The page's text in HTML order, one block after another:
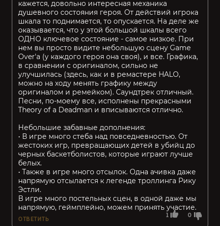
1 0
кажется, довольно интересная механика
душевного состояния героя. От действий игрока
шкала то поднимается, то опускается. На деле же
оказывается, что у этой большой шкалы всего
ОДНО ключевое состояние - самое низкое. При
нем вы просто видите небольшую сцену Game
Over'а (у каждого героя она своя), и все. Графика,
в сравнении с оригиналом, сильно не
улучшилась (здесь, как и в ремастере HALO,
можно на ходу менять графику между
оригиналом и ремейком). Саундтрек отличный.
Песни, по-моему все, исполнены прекрасными
Theory of a Deadman и вписываются отлично.
Небольшие забавные дополнения:
• В игре много стеба над повседневностью. От
жестоких игр, превращающих детей в убийц до
черных баскетболистов, которые играют лучше
белых.
• Также в игре много отсылок. Одна ачивка даже
напрямую отсылается к легенде троллинга Рику
Эстли.
В игре много постельных сцен, в одной даже мы
напрямую, геймплейно, можем принять участие.
ОТВЕТИТЬ